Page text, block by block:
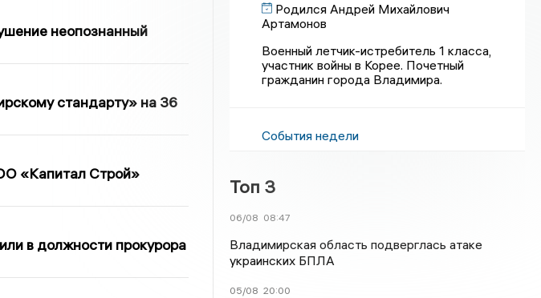
неопознанный
стандарту» на 36
«Капитал Строй»
в должности прокурора
Родился Андрей Михайлович
Артамонов
Военный летчик-истребитель 1 класса,
участник войны в Корее. Почетный
гражданин города Владимира.
События недели
Топ 3
06/08 08:47
Владимирская область подверглась атаке
украинских БПЛА
05/08 20:00